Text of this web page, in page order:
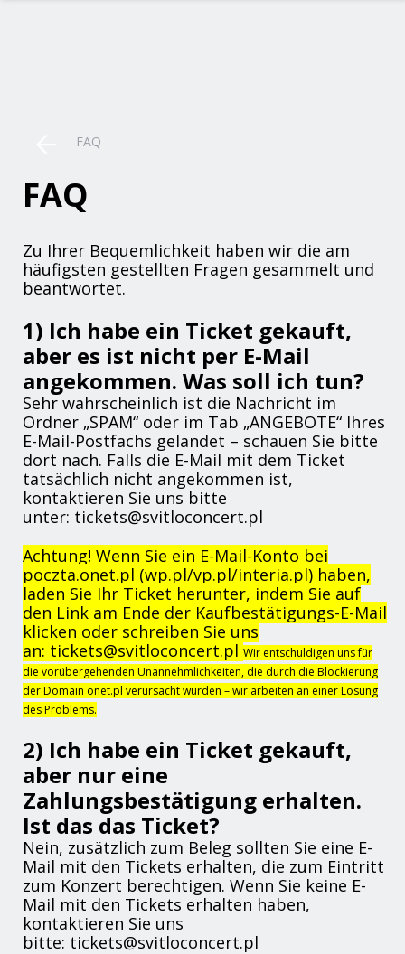
FAQ
FAQ
Zu Ihrer Bequemlichkeit haben wir die am
häufigsten gestellten Fragen gesammelt und
beantwortet.
1) Ich habe ein Ticket gekauft,
aber es ist nicht per E-Mail
angekommen. Was soll ich tun?
Sehr wahrscheinlich ist die Nachricht im
Ordner „SPAM“ oder im Tab „ANGEBOTE“ Ihres
E-Mail-Postfachs gelandet – schauen Sie bitte
dort nach. Falls die E-Mail mit dem Ticket
tatsächlich nicht angekommen ist,
kontaktieren Sie uns bitte
unter: tickets@svitloconcert.pl
Achtung! Wenn Sie ein E-Mail-Konto bei
poczta.onet.pl (wp.pl/vp.pl/interia.pl) haben,
laden Sie Ihr Ticket herunter, indem Sie auf
den Link am Ende der Kaufbestätigungs-E-Mail
klicken oder schreiben Sie uns
an: tickets@svitloconcert.pl Wir entschuldigen uns für
die vorübergehenden Unannehmlichkeiten, die durch die Blockierung
der Domain onet.pl verursacht wurden – wir arbeiten an einer Lösung
des Problems.
2) Ich habe ein Ticket gekauft,
aber nur eine
Zahlungsbestätigung erhalten.
Ist das das Ticket?
Nein, zusätzlich zum Beleg sollten Sie eine E-
Mail mit den Tickets erhalten, die zum Eintritt
zum Konzert berechtigen. Wenn Sie keine E-
Mail mit den Tickets erhalten haben,
kontaktieren Sie uns
bitte: tickets@svitloconcert.pl